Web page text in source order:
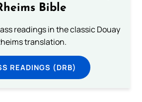
Bible
readings in the classic Douay
translation.
READINGS (DRB)